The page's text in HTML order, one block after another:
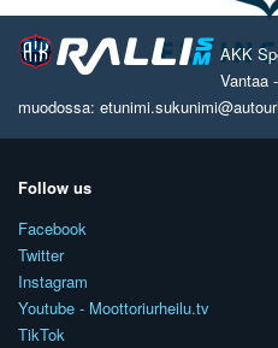
AKK
Vantaa
muodossa:
Follow us
Facebook
Twitter
Instagram
Youtube - Moottoriurheilu.tv
TikTok